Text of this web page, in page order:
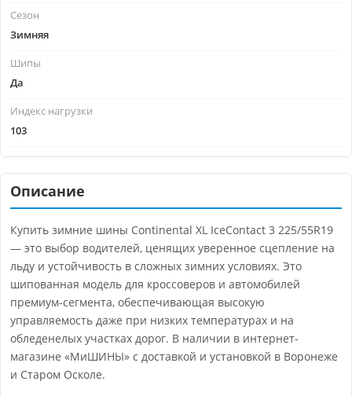
Сезон
Зимняя
Шипы
Да
Индекс нагрузки
103
Описание
Купить зимние шины Continental XL IceContact 3 225/55R19
— это выбор водителей, ценящих уверенное сцепление на
льду и устойчивость в сложных зимних условиях. Это
шипованная модель для кроссоверов и автомобилей
премиум-сегмента, обеспечивающая высокую
управляемость даже при низких температурах и на
обледенелых участках дорог. В наличии в интернет-
магазине «МиШИНЫ» с доставкой и установкой в Воронеже
и Старом Осколе.